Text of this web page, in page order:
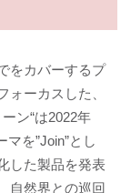
をカバーするプ
ォーカスした、
ン“は2022年
を”Join”とし
した製品を発表
自然界との巡回